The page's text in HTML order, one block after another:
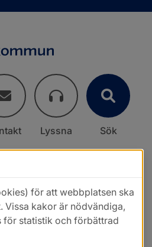
Lyssna Sök
för att webbplatsen ska
Vissa kakor är nödvändiga,
för statistik och förbättrad